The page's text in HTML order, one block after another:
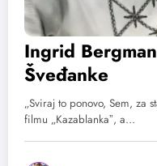
Ingrid
Šveđanke
„Sviraj to ponovo, Sem, za
filmu „Kazablankaˮ, a…